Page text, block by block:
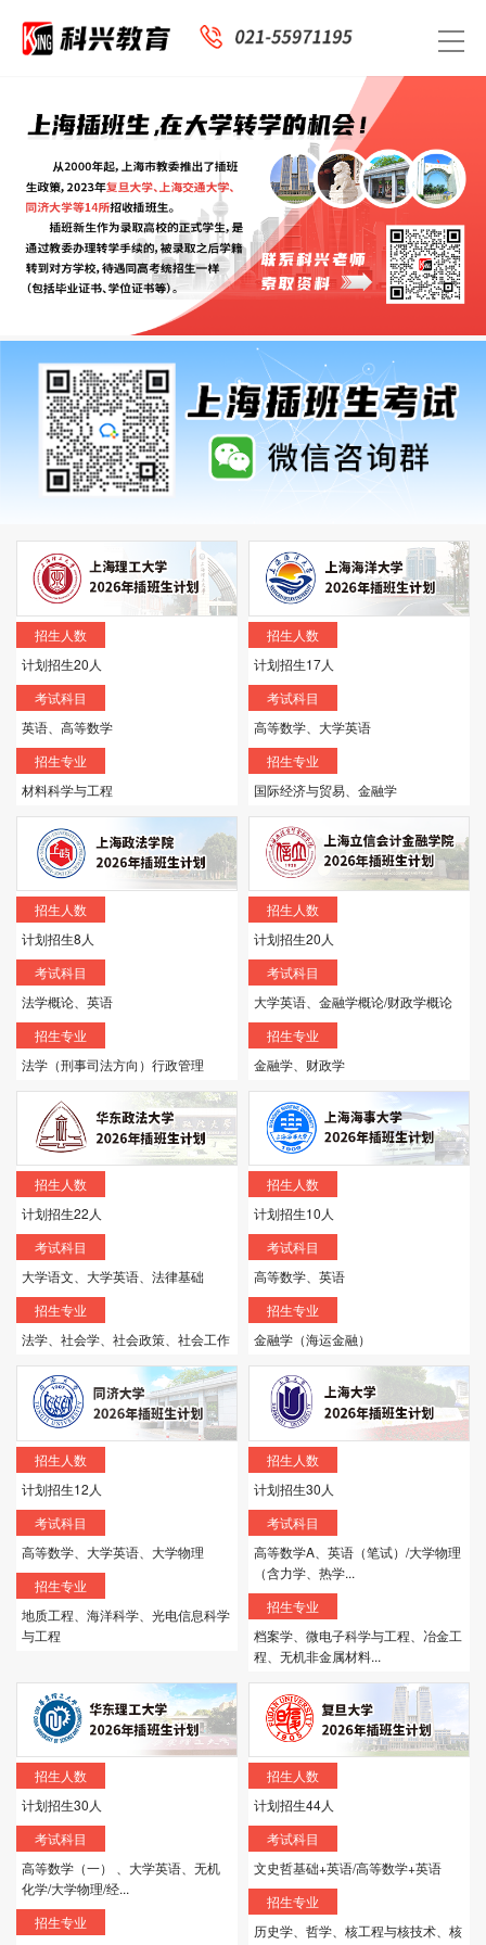
招生人数
计划招生20人
考试科目
英语、高等数学
招生专业
材料科学与工程
招生人数
计划招生17人
考试科目
高等数学、大学英语
招生专业
国际经济与贸易、金融学
招生人数
计划招生8人
考试科目
法学概论、英语
招生专业
法学（刑事司法方向）行政管理
招生人数
计划招生20人
考试科目
大学英语、金融学概论/财政学概论
招生专业
金融学、财政学
招生人数
计划招生22人
考试科目
大学语文、大学英语、法律基础
招生专业
法学、社会学、社会政策、社会工作
招生人数
计划招生10人
考试科目
高等数学、英语
招生专业
金融学（海运金融）
招生人数
计划招生12人
考试科目
高等数学、大学英语、大学物理
招生专业
地质工程、海洋科学、光电信息科学
与工程
招生人数
计划招生30人
考试科目
高等数学A、英语（笔试）/大学物理
（含力学、热学...
招生专业
档案学、微电子科学与工程、冶金工
程、无机非金属材料...
招生人数
计划招生30人
考试科目
高等数学（一） 、大学英语、无机
化学/大学物理/经...
招生专业
招生人数
计划招生44人
考试科目
文史哲基础+英语/高等数学+英语
招生专业
历史学、哲学、核工程与核技术、核